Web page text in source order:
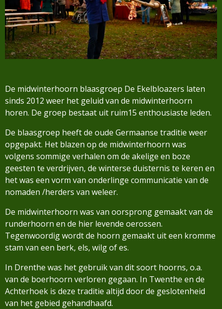
De midwinterhoorn blaasgroep De Ekelbloazers laten
sinds 2012 weer het geluid van de midwinterhoorn
horen. De groep bestaat uit ruim15 enthousiaste leden.
De blaasgroep heeft de oude Germaanse traditie weer
opgepakt. Het blazen op de midwinterhoorn was
volgens sommige verhalen om de akelige en boze
geesten te verdrijven, de winterse duisternis te keren en
het was een vorm van onderlinge communicatie van de
nomaden /herders van weleer.
De midwinterhoorn was van oorsprong gemaakt van de
runderhoorn en de hier levende oerossen.
Tegenwoordig wordt de hoorn gemaakt uit een kromme
stam van een berk, els, wilg of es.
In Drenthe was het gebruik van dit soort hoorns, o.a.
van de boerhoorn verloren gegaan. In Twenthe en de
Achterhoek is deze traditie altijd door de geslotenheid
van het gebied gehandhaafd.